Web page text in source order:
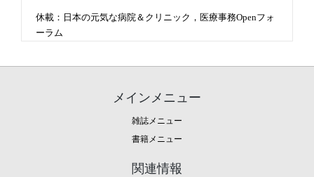
休載：日本の元気な病院＆クリニック，医療事務Openフォ
ーラム
メインメニュー
雑誌メニュー
書籍メニュー
関連情報